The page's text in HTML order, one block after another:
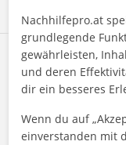
Nachhilfepro.at
grundlegende
gewährleisten,
und deren
dir ein besseres
Wenn du auf
einverstanden mit